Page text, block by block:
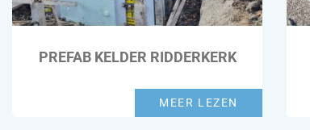
PREFAB KELDER RIDDERKERK
MEER LEZEN